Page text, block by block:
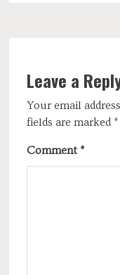
Leave a
Your email
fields are marked *
Comment *